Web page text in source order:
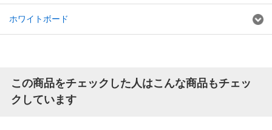
ホワイトボード
この商品をチェックした人はこんな商品もチェッ
クしています